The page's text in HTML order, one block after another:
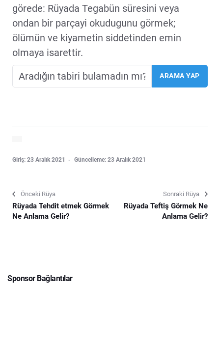
görede: Rüyada Tegabün süresini veya
ondan bir parçayi okudugunu görmek;
ölümün ve kiyametin siddetinden emin
olmaya isarettir.
Giriş: 23 Aralık 2021 Güncelleme: 23 Aralık 2021
Önceki Rüya
Rüyada Tehdit etmek Görmek
Ne Anlama Gelir?
Sonraki Rüya
Rüyada Teftiş Görmek Ne
Anlama Gelir?
Sponsor Bağlantılar